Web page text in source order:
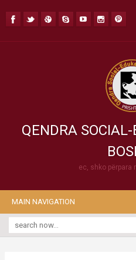
QENDRA
ec, shko përpara
MAIN NAVIGATION